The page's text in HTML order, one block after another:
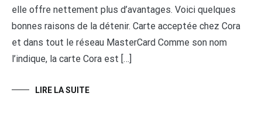
elle offre nettement plus d’avantages. Voici quelques
bonnes raisons de la détenir. Carte acceptée chez Cora
et dans tout le réseau MasterCard Comme son nom
l’indique, la carte Cora est […]
LIRE LA SUITE